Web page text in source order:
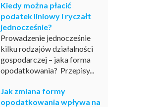
Kiedy można płacić
podatek liniowy i ryczałt
jednocześnie?
Prowadzenie jednocześnie
kilku rodzajów działalności
gospodarczej – jaka forma
opodatkowania? Przepisy...
Jak zmiana formy
opodatkowania wpływa na